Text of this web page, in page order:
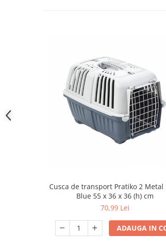
Cusca de transport Pratiko 2 Metal
Blue 55 x 36 x 36 (h) cm
70,99 Lei
ADAUGA IN